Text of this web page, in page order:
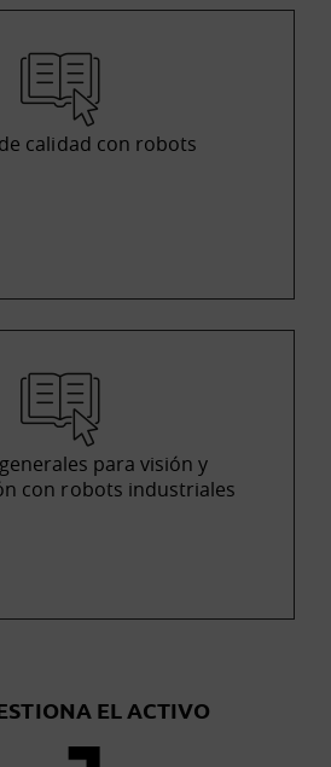
calidad con robots
para visión y
con robots industriales
EL ACTIVO